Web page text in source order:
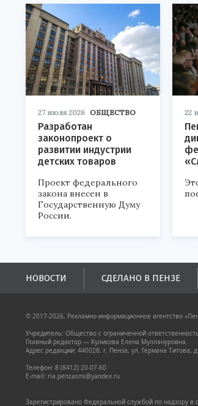
27 июля 2026 ОБЩЕСТВО
Разработан
законопроект о
развитии индустрии
детских товаров
Проект федерального
закона внесен в
Государственную Думу
России.
22
НОВОСТИ СДЕЛАНО В ПЕНЗЕ
© 2017-2026, Рекламно-информационное агентство
Учредитель: Общество с ограниченной
Главный редактор — Куликова Елена Муллануровна.
Адрес редакции: 440028, г. Пенза, ул. Германа Титова,
Телефон: 8 (8412) 20-07-60
E-mail: ria.penzasmi@yandex.ru
Зарегистрировано Федеральной службой по надзору